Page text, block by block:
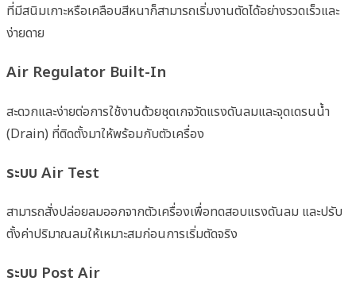
ที่มีสนิมเกาะหรือเคลือบสีหนาก็สามารถเริ่มงานตัดได้อย่างรวดเร็วและ
ง่ายดาย
Air Regulator Built-In
สะดวกและง่ายต่อการใช้งานด้วยชุดเกจวัดแรงดันลมและจุดเดรนน้ำ
(Drain) ที่ติดตั้งมาให้พร้อมกับตัวเครื่อง
ระบบ Air Test
สามารถสั่งปล่อยลมออกจากตัวเครื่องเพื่อทดสอบแรงดันลม และปรับ
ตั้งค่าปริมาณลมให้เหมาะสมก่อนการเริ่มตัดจริง
ระบบ Post Air